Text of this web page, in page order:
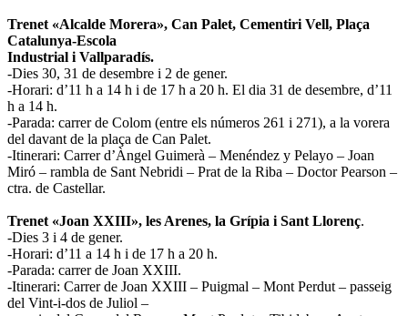
Trenet «Alcalde Morera», Can Palet, Cementiri Vell, Plaça
Catalunya-Escola
Industrial i Vallparadís.
-Dies 30, 31 de desembre i 2 de gener.
-Horari: d’11 h a 14 h i de 17 h a 20 h. El dia 31 de desembre, d’11
h a 14 h.
-Parada: carrer de Colom (entre els números 261 i 271), a la vorera
del davant de la plaça de Can Palet.
-Itinerari: Carrer d’Àngel Guimerà – Menéndez y Pelayo – Joan
Miró – rambla de Sant Nebridi – Prat de la Riba – Doctor Pearson –
ctra. de Castellar.
Trenet «Joan XXIII», les Arenes, la Grípia i Sant Llorenç.
-Dies 3 i 4 de gener.
-Horari: d’11 a 14 h i de 17 h a 20 h.
-Parada: carrer de Joan XXIII.
-Itinerari: Carrer de Joan XXIII – Puigmal – Mont Perdut – passeig
del Vint-i-dos de Juliol –